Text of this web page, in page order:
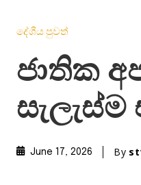
දේශීය පුවත්
ජාතික
සැලැස්ම
June 17, 2026 By